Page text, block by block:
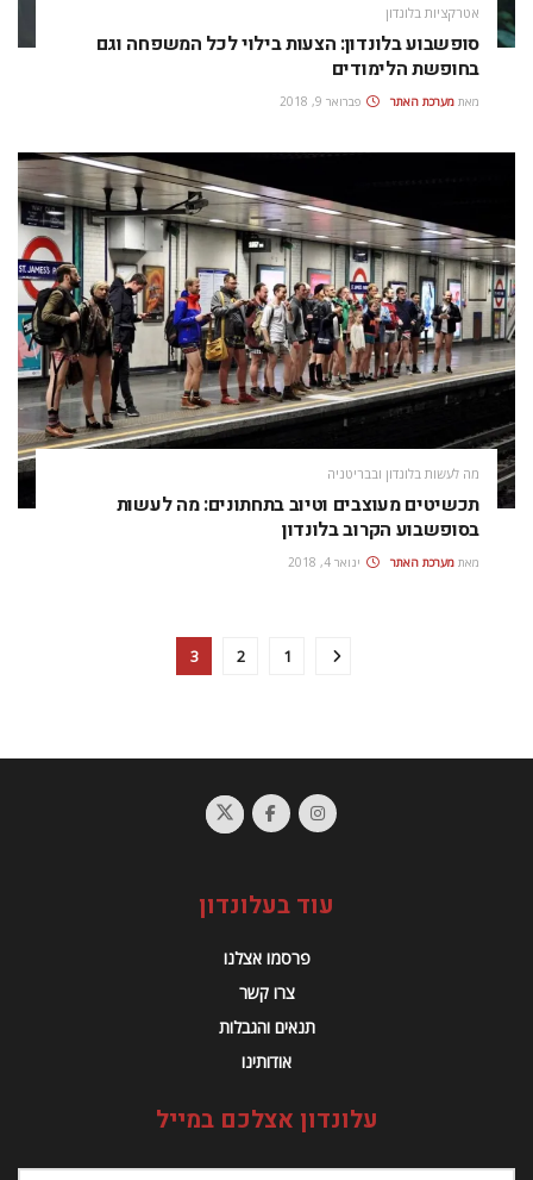
אטרקציות בלונדון
סופשבוע בלונדון: הצעות בילוי לכל המשפחה וגם
בחופשת הלימודים
מאת מערכת האתר פברואר 9, 2018
מה לעשות בלונדון ובבריטניה
תכשיטים מעוצבים וטיוב בתחתונים: מה לעשות
בסופשבוע הקרוב בלונדון
מאת מערכת האתר ינואר 4, 2018
1
2
3
עוד בעלונדון
פרסמו אצלנו
צרו קשר
תנאים והגבלות
אודותינו
עלונדון אצלכם במייל